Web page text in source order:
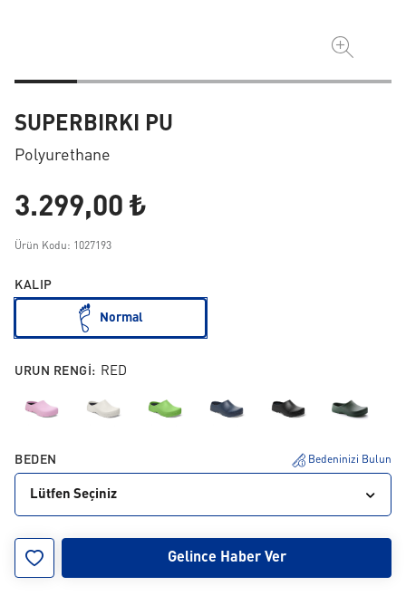
SUPERBIRKI PU
Polyurethane
3.299,00 ₺
Ürün Kodu: 1027193
KALIP
Normal
URUN RENGI: RED
BEDEN Bedeninizi Bulun
Lütfen Seçiniz
44 45 46 47 48
Gelince Haber Ver